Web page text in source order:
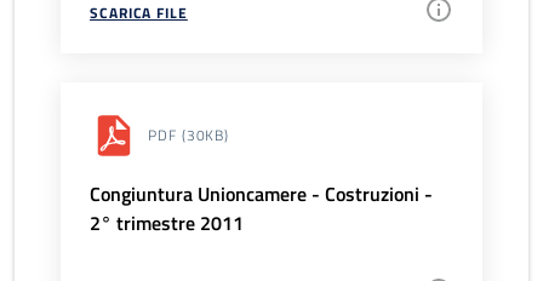
SCARICA FILE
PDF (30KB)
Congiuntura Unioncamere - Costruzioni -
2° trimestre 2011